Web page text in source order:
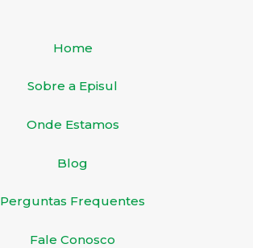
Home
Sobre a Episul
Onde Estamos
Blog
Perguntas Frequentes
Fale Conosco